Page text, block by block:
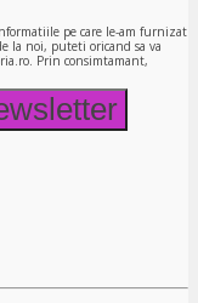
pe care le-am furnizat
la noi, puteti oricand sa va
Prin consimtamant,